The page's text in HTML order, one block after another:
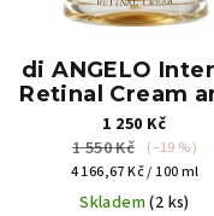
di ANGELO
Retinal Cream
aging krém
1 250 Kč
1 550 Kč
(–19 %)
Měrná
cena:
4 166,67 Kč / 100 ml
Skladem(2 ks)